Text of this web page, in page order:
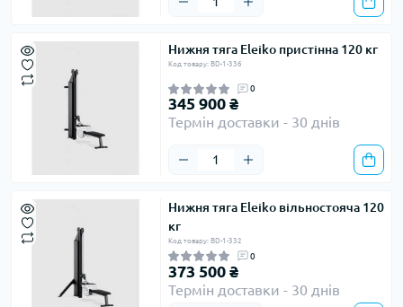
Нижня тяга Eleiko пристінна 120 кг
Код товару: BD-1-336
0
345 900 ₴
Термін доставки - 30 днів
Нижня тяга Eleiko вільностояча 120
кг
Код товару: BD-1-332
0
373 500 ₴
Термін доставки - 30 днів